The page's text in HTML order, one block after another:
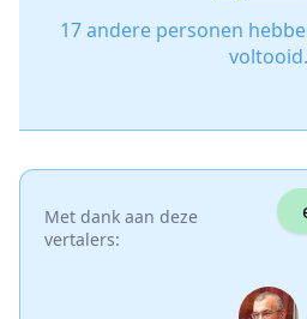
17 andere personen
voltooid.
Met dank aan deze
vertalers: